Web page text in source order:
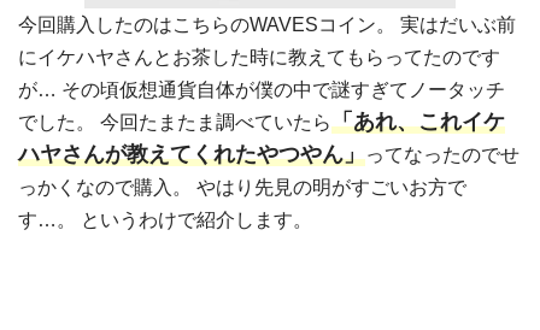
今回購入したのはこちらのWAVESコイン。 実はだいぶ前
にイケハヤさんとお茶した時に教えてもらってたのです
が… その頃仮想通貨自体が僕の中で謎すぎてノータッチ
でした。 今回たまたま調べていたら「あれ、これイケ
ハヤさんが教えてくれたやつやん」ってなったのでせ
っかくなので購入。 やはり先見の明がすごいお方で
す…。 というわけで紹介します。